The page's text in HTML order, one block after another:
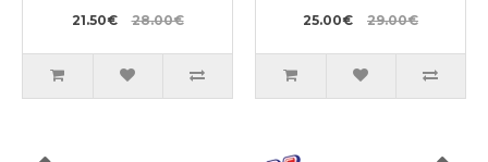
21.50€ 28.00€ 25.00€ 29.00€